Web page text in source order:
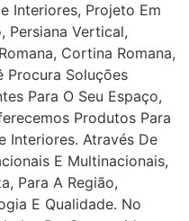
Interiores, Projeto Em
Persiana Vertical,
Cortina Romana,
Procura Soluções
Para O Seu Espaço,
Produtos Para
Interiores. Através De
E Multinacionais,
Para A Região,
E Qualidade. No